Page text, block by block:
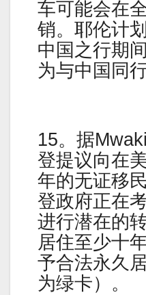
车可能会在
销。耶伦计
中国之行期
为与中国同
15。据
登提议向在
年的无证移
登政府正在
进行潜在的
居住至少十
予合法永久
为绿卡）。